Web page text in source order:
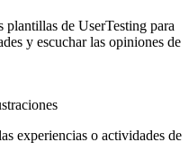
plantillas de UserTesting para
y escuchar las opiniones de
experiencias o actividades de